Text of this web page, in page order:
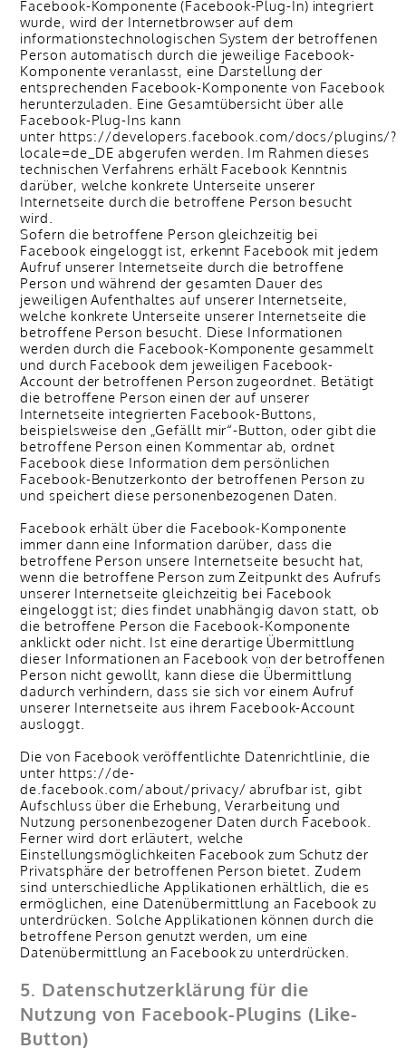
Facebook-Komponente (Facebook-Plug-In) integriert
wurde, wird der Internetbrowser auf dem
informationstechnologischen System der betroffenen
Person automatisch durch die jeweilige Facebook-
Komponente veranlasst, eine Darstellung der
entsprechenden Facebook-Komponente von Facebook
herunterzuladen. Eine Gesamtübersicht über alle
Facebook-Plug-Ins kann
unter https://developers.facebook.com/docs/plugins/?
locale=de_DE abgerufen werden. Im Rahmen dieses
technischen Verfahrens erhält Facebook Kenntnis
darüber, welche konkrete Unterseite unserer
Internetseite durch die betroffene Person besucht
wird.
Sofern die betroffene Person gleichzeitig bei
Facebook eingeloggt ist, erkennt Facebook mit jedem
Aufruf unserer Internetseite durch die betroffene
Person und während der gesamten Dauer des
jeweiligen Aufenthaltes auf unserer Internetseite,
welche konkrete Unterseite unserer Internetseite die
betroffene Person besucht. Diese Informationen
werden durch die Facebook-Komponente gesammelt
und durch Facebook dem jeweiligen Facebook-
Account der betroffenen Person zugeordnet. Betätigt
die betroffene Person einen der auf unserer
Internetseite integrierten Facebook-Buttons,
beispielsweise den „Gefällt mir“-Button, oder gibt die
betroffene Person einen Kommentar ab, ordnet
Facebook diese Information dem persönlichen
Facebook-Benutzerkonto der betroffenen Person zu
und speichert diese personenbezogenen Daten.
Facebook erhält über die Facebook-Komponente
immer dann eine Information darüber, dass die
betroffene Person unsere Internetseite besucht hat,
wenn die betroffene Person zum Zeitpunkt des Aufrufs
unserer Internetseite gleichzeitig bei Facebook
eingeloggt ist; dies findet unabhängig davon statt, ob
die betroffene Person die Facebook-Komponente
anklickt oder nicht. Ist eine derartige Übermittlung
dieser Informationen an Facebook von der betroffenen
Person nicht gewollt, kann diese die Übermittlung
dadurch verhindern, dass sie sich vor einem Aufruf
unserer Internetseite aus ihrem Facebook-Account
ausloggt.
Die von Facebook veröffentlichte Datenrichtlinie, die
unter https://de-
de.facebook.com/about/privacy/ abrufbar ist, gibt
Aufschluss über die Erhebung, Verarbeitung und
Nutzung personenbezogener Daten durch Facebook.
Ferner wird dort erläutert, welche
Einstellungsmöglichkeiten Facebook zum Schutz der
Privatsphäre der betroffenen Person bietet. Zudem
sind unterschiedliche Applikationen erhältlich, die es
ermöglichen, eine Datenübermittlung an Facebook zu
unterdrücken. Solche Applikationen können durch die
betroffene Person genutzt werden, um eine
Datenübermittlung an Facebook zu unterdrücken.
​5. Datenschutzerklärung für die
Nutzung von Facebook-Plugins (Like-
Button)